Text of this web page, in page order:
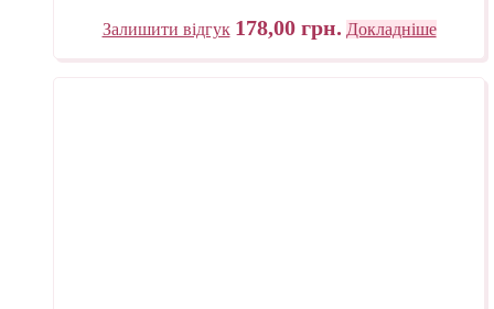
Залишити відгук 178,00 грн. Докладніше